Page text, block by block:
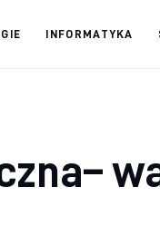
INFORMATYKA